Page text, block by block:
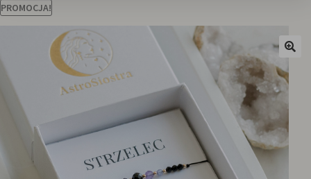
PROMOCJA!